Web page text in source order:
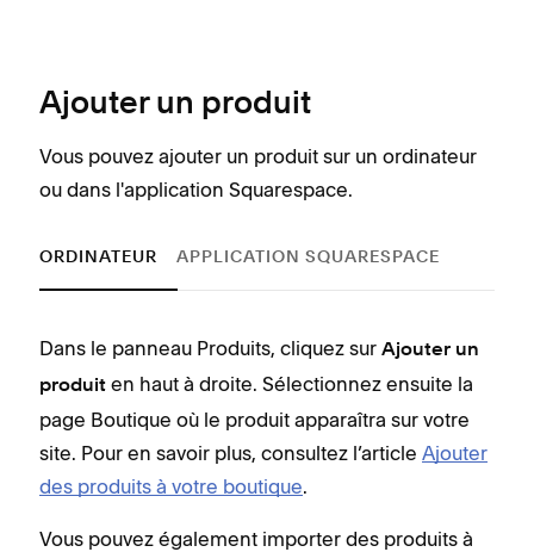
Ajouter un produit
Vous pouvez ajouter un produit sur un ordinateur
ou dans l'application Squarespace.
ORDINATEUR APPLICATION SQUARESPACE
Dans le panneau Produits, cliquez sur Ajouter un
produit en haut à droite. Sélectionnez ensuite la
page Boutique où le produit apparaîtra sur votre
site. Pour en savoir plus, consultez l’article Ajouter
des produits à votre boutique.
Vous pouvez également importer des produits à